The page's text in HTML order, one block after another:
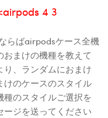
4 3
らばairpodsケース全機
まけの機種を教えて
り、ランダムにおまけ
のケースのスタイル
のスタイルご選択を
ジを送ってください